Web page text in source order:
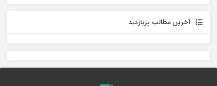
آخرین مطالب پربازدید